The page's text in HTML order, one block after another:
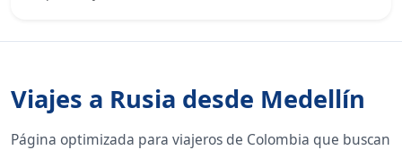
Viajes a Rusia desde Medellín
Página optimizada para viajeros de Colombia que buscan